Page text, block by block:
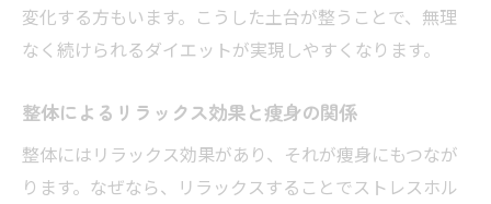
変化する方もいます。こうした土台が整うことで、無理
なく続けられるダイエットが実現しやすくなります。
整体によるリラックス効果と痩身の関係
整体にはリラックス効果があり、それが痩身にもつなが
ります。なぜなら、リラックスすることでストレスホル